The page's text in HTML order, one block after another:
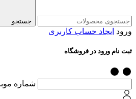
جستجو
ورود ایجاد حساب کاربری
ثبت نام ورود در فروشگاه
شماره